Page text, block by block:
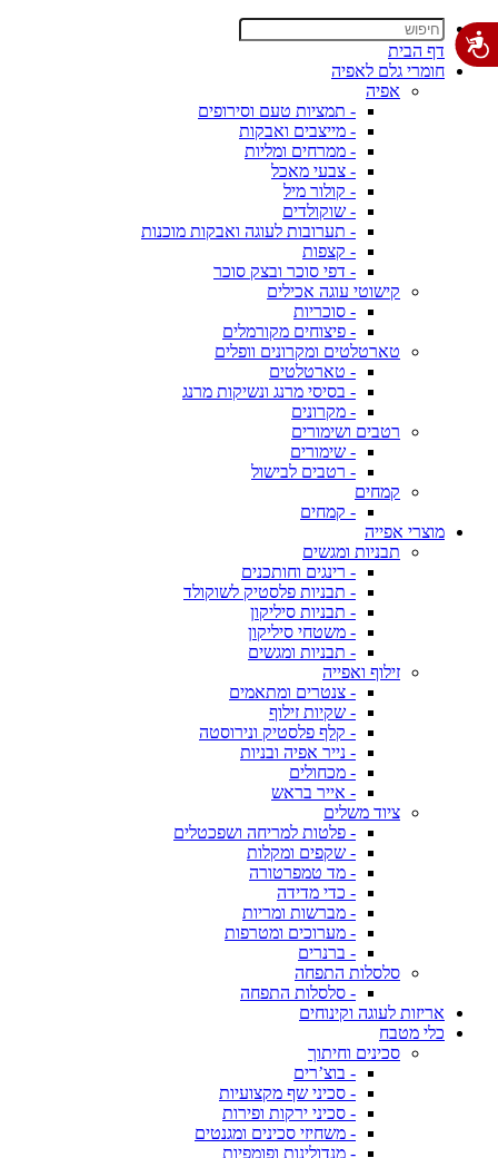
דף הבית
חומרי גלם לאפיה
אפיה
- תמציות טעם וסירופים
- מייצבים ואבקות
- ממרחים ומליות
- צבעי מאכל
- קולור מיל
- שוקולדים
- תערובות לעוגה ואבקות מוכנות
- קצפות
- דפי סוכר ובצק סוכר
קישוטי עוגה אכילים
- סוכריות
- פיצוחים מקורמלים
טארטלטים ומקרונים וופלים
- טארטלטים
- בסיסי מרנג ונשיקות מרנג
- מקרונים
רטבים ושימורים
- שימורים
- רטבים לבישול
קמחים
- קמחים
מוצרי אפייה
תבניות ומגשים
- רינגים וחותכנים
- תבניות פלסטיק לשוקולד
- תבניות סיליקון
- משטחי סיליקון
- תבניות ומגשים
זילוף ואפייה
- צנטרים ומתאמים
- שקיות זילוף
- קלף פלסטיק ונירוסטה
- נייר אפיה ובניות
- מכחולים
- אייר בראש
ציוד משלים
- פלטות למריחה ושפכטלים
- שקפים ומקלות
- מד טמפרטורה
- כדי מדידה
- מברשות ומריות
- מערוכים ומטרפות
- ברנרים
סלסלות התפחה
- סלסלות התפחה
אריזות לעוגה וקינוחים
כלי מטבח
סכינים וחיתוך
- בוצ’רים
- סכיני שף מקצועיות
- סכיני ירקות ופירות
- משחיזי סכינים ומגנטים
- מנדולינות ופומפיות